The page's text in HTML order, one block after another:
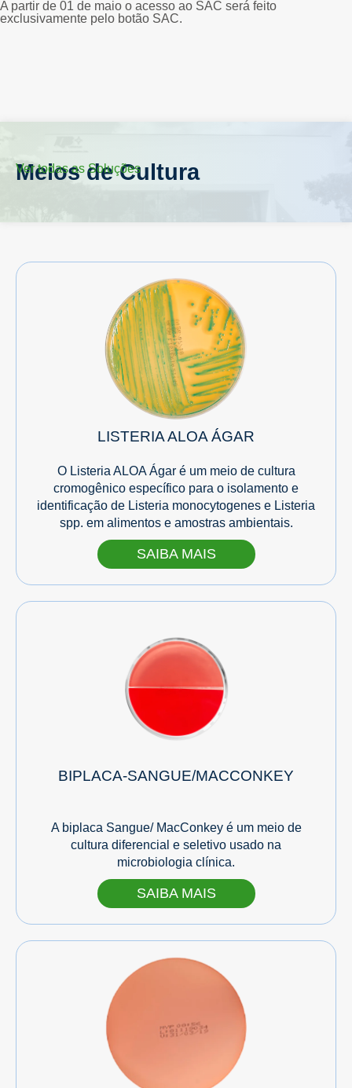
A partir de 01 de maio o acesso ao SAC será feito
exclusivamente pelo botão SAC.
Meios de Cultura
Ver todas as Soluções
LISTERIA ALOA ÁGAR
O Listeria ALOA Ágar é um meio de cultura
cromogênico específico para o isolamento e
identificação de Listeria monocytogenes e Listeria
spp. em alimentos e amostras ambientais.
SAIBA MAIS
BIPLACA-SANGUE/MACCONKEY
A biplaca Sangue/ MacConkey é um meio de
cultura diferencial e seletivo usado na
microbiologia clínica.
SAIBA MAIS